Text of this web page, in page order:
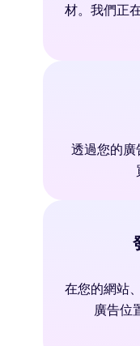
材。我們正
透過您的
在您的網站
廣告位